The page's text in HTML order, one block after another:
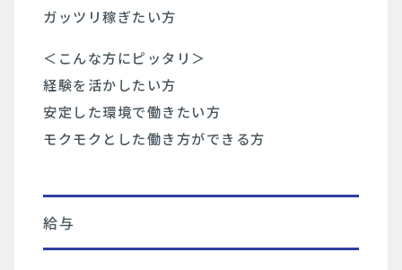
ガッツリ稼ぎたい方
＜こんな方にピッタリ＞
経験を活かしたい方
安定した環境で働きたい方
モクモクとした働き方ができる方
給与